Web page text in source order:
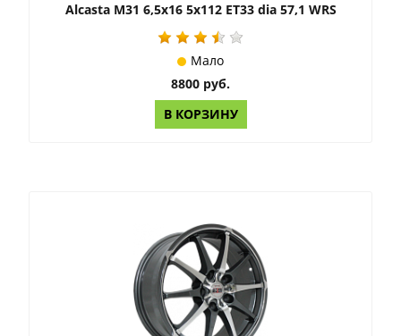
Alcasta M31 6,5x16 5x112 ET33 dia 57,1 WRS
Мало
8800 руб.
В КОРЗИНУ